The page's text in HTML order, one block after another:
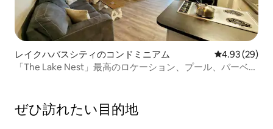
レイクハバスシティのコンドミニアム レビュー29
4.93 (29)
「The Lake Nest」最高のロケーション、プール、バーベキ
ぜひ訪⁠れ⁠た⁠い目⁠的⁠地